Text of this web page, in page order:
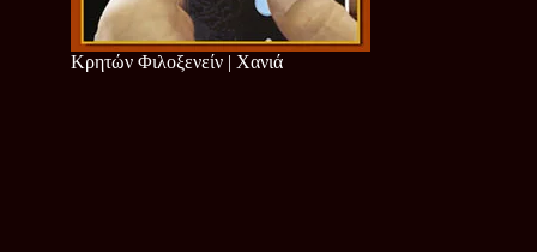
Κρητών Φιλοξενείν | Χανιά